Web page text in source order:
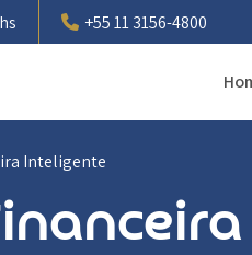
+55 11 3156-4800
Inteligente